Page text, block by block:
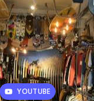
YOUTUBE